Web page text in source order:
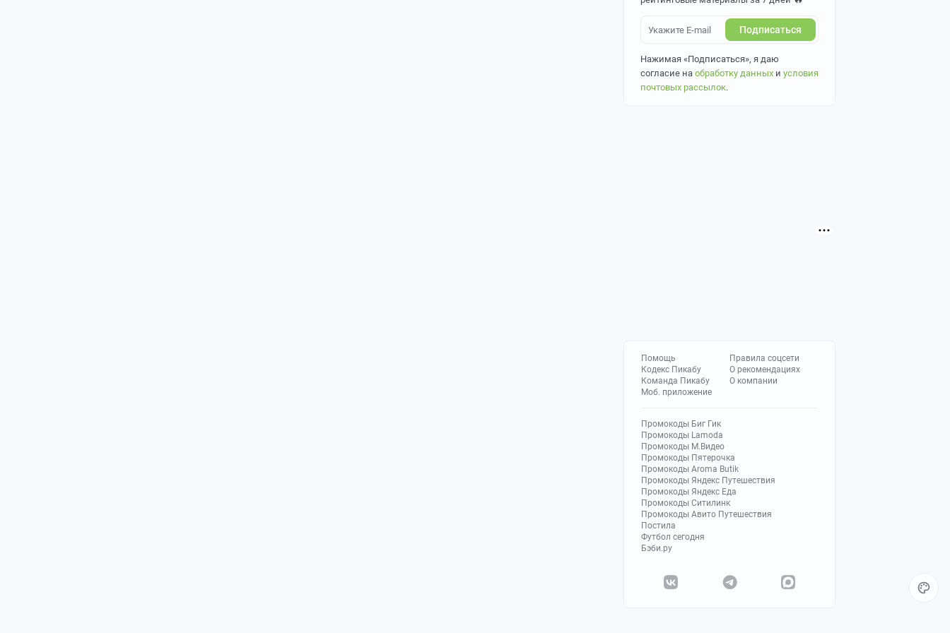
Подписаться
Нажимая «Подписаться», я даю
согласие на обработку данных и условия
почтовых рассылок.
Помощь
Кодекс Пикабу
Команда Пикабу
Моб. приложение
Правила соцсети
О рекомендациях
О компании
Промокоды Биг Гик
Промокоды Lamoda
Промокоды М.Видео
Промокоды Пятерочка
Промокоды Aroma Butik
Промокоды Яндекс Путешествия
Промокоды Яндекс Еда
Промокоды Ситилинк
Промокоды Авито Путешествия
Постила
Футбол сегодня
Бэби.ру